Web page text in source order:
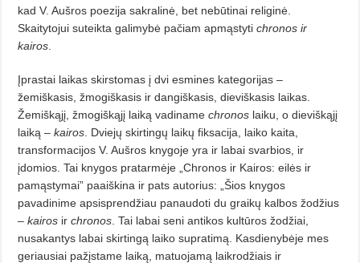
kad V. Aušros poezija sakralinė, bet nebūtinai religinė.
Skaitytojui suteikta galimybė pačiam apmąstytichronos ir
kairos
Įprastai laikas skirstomas į dvi esmines kategorijas –
žemiškasis, žmogiškasis ir dangiškasis, dieviškasis laikas.
Žemiškąjį, žmogiškąjį laiką vadinamechronos laiku, o dieviškąjį
laiką –kairos . Dviejų skirtingų laikų fiksacija, laiko kaita,
transformacijos V. Aušros knygoje yra ir labai svarbios, ir
įdomios. Tai knygos pratarmėje „Chronos ir Kairos: eilės ir
pamąstymai” paaiškina ir pats autorius: „Šios knygos
pavadinime apsisprendžiau panaudoti du graikų kalbos žodžius
–kairos irchronos . Tai labai seni antikos kultūros žodžiai,
nusakantys labai skirtingą laiko supratimą. Kasdienybėje mes
geriausiai pažįstame laiką, matuojamą laikrodžiais ir